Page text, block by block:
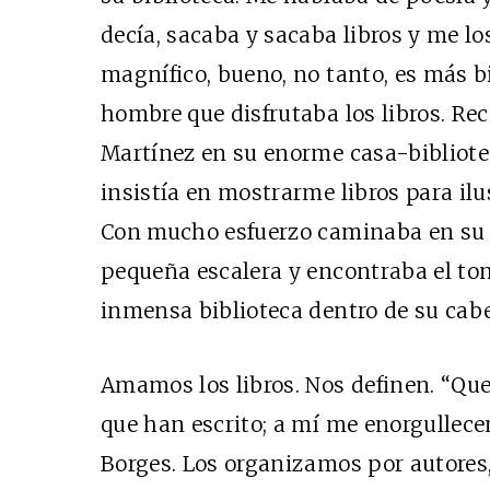
decía, sacaba y sacaba libros y me
magnífico, bueno, no tanto, es más
hombre que disfrutaba los libros.
Martínez en su enorme casa-
insistía en mostrarme libros para
Con mucho esfuerzo caminaba en
pequeña escalera y encontraba el
inmensa biblioteca dentro de su
Amamos los libros. Nos definen.
que han escrito; a mí me
Borges. Los organizamos por